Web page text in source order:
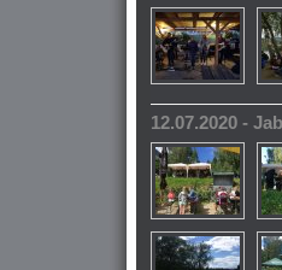
12.07.2020 -